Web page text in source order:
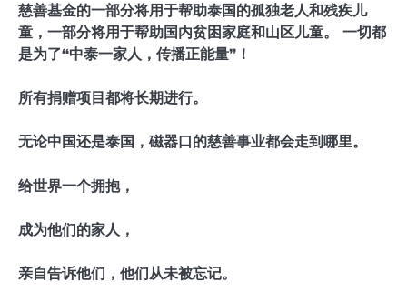
慈善基金的一部分将用于帮助泰国的孤独老人和残疾儿
童，一部分将用于帮助国内贫困家庭和山区儿童。 一切都
是为了“中泰一家人，传播正能量”！
所有捐赠项目都将长期进行。
无论中国还是泰国，磁器口的慈善事业都会走到哪里。
给世界一个拥抱，
成为他们的家人，
亲自告诉他们，他们从未被忘记。